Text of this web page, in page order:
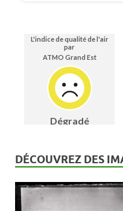
DÉCOUVREZ DES